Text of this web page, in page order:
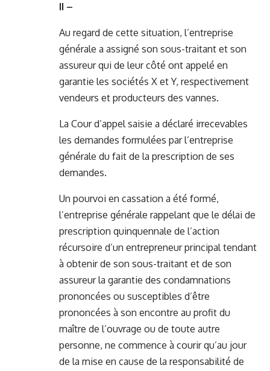
II –
Au regard de cette situation, l’entreprise
générale a assigné son sous-traitant et son
assureur qui de leur côté ont appelé en
garantie les sociétés X et Y, respectivement
vendeurs et producteurs des vannes.
La Cour d’appel saisie a déclaré irrecevables
les demandes formulées par l’entreprise
générale du fait de la prescription de ses
demandes.
Un pourvoi en cassation a été formé,
l’entreprise générale rappelant que le délai de
prescription quinquennale de l’action
récursoire d’un entrepreneur principal tendant
à obtenir de son sous-traitant et de son
assureur la garantie des condamnations
prononcées ou susceptibles d’être
prononcées à son encontre au profit du
maître de l’ouvrage ou de toute autre
personne, ne commence à courir qu’au jour
de la mise en cause de la responsabilité de